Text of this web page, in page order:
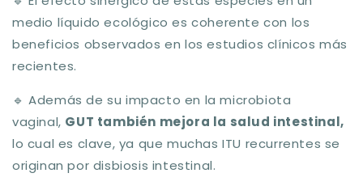
medio líquido ecológico es coherente con los
beneficios observados en los estudios clínicos más
recientes.
🔹 Además de su impacto en la microbiota
vaginal, GUT también mejora la salud intestinal,
lo cual es clave, ya que muchas ITU recurrentes se
originan por disbiosis intestinal.